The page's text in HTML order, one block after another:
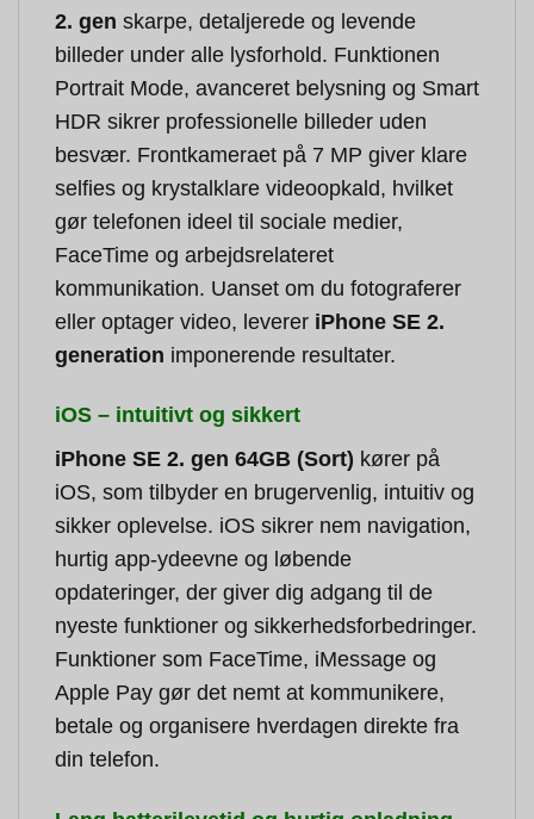
2. gen skarpe, detaljerede og levende
billeder under alle lysforhold. Funktionen
Portrait Mode, avanceret belysning og Smart
HDR sikrer professionelle billeder uden
besvær. Frontkameraet på 7 MP giver klare
selfies og krystalklare videoopkald, hvilket
gør telefonen ideel til sociale medier,
FaceTime og arbejdsrelateret
kommunikation. Uanset om du fotograferer
eller optager video, leverer iPhone SE 2.
generation imponerende resultater.
iOS – intuitivt og sikkert
iPhone SE 2. gen 64GB (Sort) kører på
iOS, som tilbyder en brugervenlig, intuitiv og
sikker oplevelse. iOS sikrer nem navigation,
hurtig app-ydeevne og løbende
opdateringer, der giver dig adgang til de
nyeste funktioner og sikkerhedsforbedringer.
Funktioner som FaceTime, iMessage og
Apple Pay gør det nemt at kommunikere,
betale og organisere hverdagen direkte fra
din telefon.